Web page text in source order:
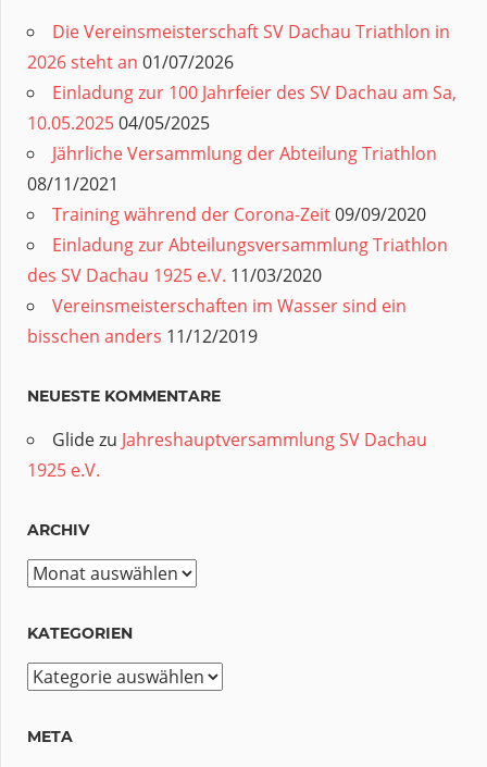
Die Vereinsmeisterschaft SV Dachau Triathlon in
2026 steht an 01/07/2026
Einladung zur 100 Jahrfeier des SV Dachau am Sa,
10.05.202504/05/2025
Jährliche Versammlung der Abteilung Triathlon
08/11/2021
Training während der Corona-Zeit09/09/2020
Einladung zur Abteilungsversammlung Triathlon
des SV Dachau 1925 e.V. 11/03/2020
Vereinsmeisterschaften im Wasser sind ein
bisschen anders 11/12/2019
NEUESTE KOMMENTARE
Glidezu Jahreshauptversammlung SV Dachau
1925 e.V.
ARCHIV
Archiv
KATEGORIEN
Kategorien
META